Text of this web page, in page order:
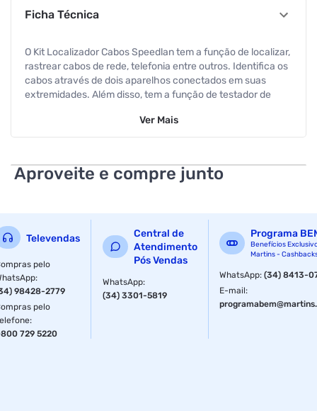
Ficha Técnica
O Kit Localizador Cabos Speedlan tem a função de localizar,
rastrear cabos de rede, telefonia entre outros. Identifica os
cabos através de dois aparelhos conectados em suas
extremidades. Além disso, tem a função de testador de
Ver Mais
Aproveite e compre junto
Televendas
pelo
:
98428-2779
pelo
:
729 5220
Central de
Atendimento
Pós Vendas
WhatsApp:
(34) 3301-5819
Programa
Benefícios
Martins -
WhatsApp:(34) 8413-
E-mail: